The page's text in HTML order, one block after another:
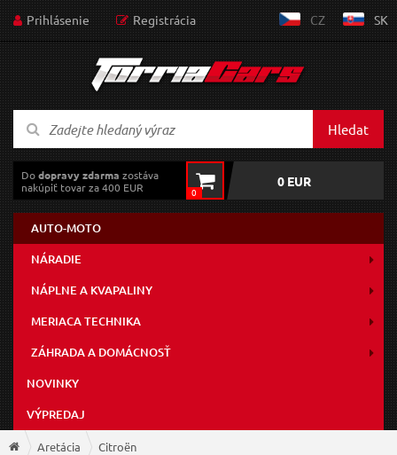
Prihlásenie Registrácia CZ SK
Hledat
Dodopravy zdarma zostáva
nakúpiť tovar za 400 EUR
0
0 EUR
AUTO-MOTO
NÁRADIE
NÁPLNE A KVAPALINY
MERIACA TECHNIKA
ZÁHRADA A DOMÁCNOSŤ
NOVINKY
VÝPREDAJ
Aretácia Citroën